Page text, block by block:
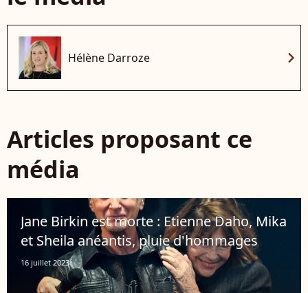
Hélène Darroze chevron_right
Articles proposant ce
média
Jane Birkin est morte : Etienne Daho, Mika
et Sheila anéantis, pluie d'hommages
16 juillet 2023